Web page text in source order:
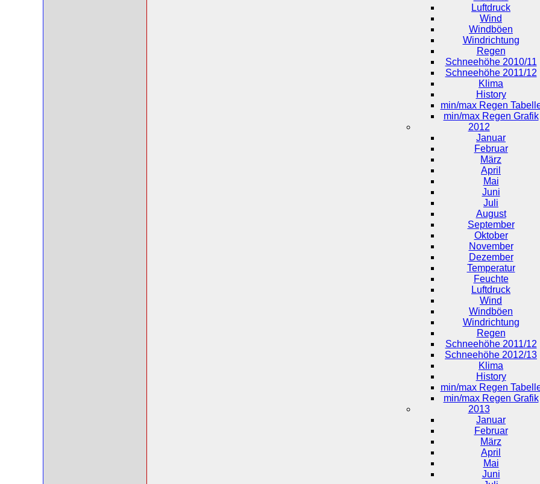
Luftdruck
Wind
Windböen
Windrichtung
Regen
Schneehöhe 2010/11
Schneehöhe 2011/12
Klima
History
min/max Regen
min/max Regen Grafik
2012
Januar
Februar
März
April
Mai
Juni
Juli
August
September
Oktober
November
Dezember
Temperatur
Feuchte
Luftdruck
Wind
Windböen
Windrichtung
Regen
Schneehöhe 2011/12
Schneehöhe 2012/13
Klima
History
min/max Regen
min/max Regen Grafik
2013
Januar
Februar
März
April
Mai
Juni